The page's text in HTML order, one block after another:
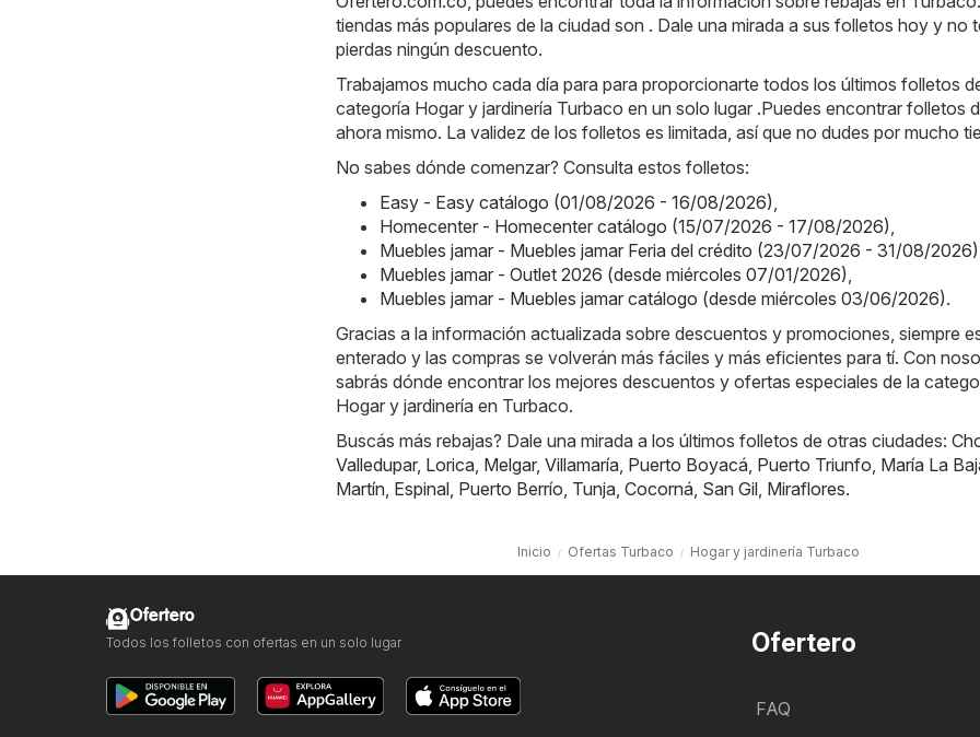
tiendas más populares de la ciudad son . Dale una mirada a sus folletos hoy y no
pierdas ningún descuento.
Trabajamos mucho cada día para para proporcionarte todos los últimos folletos
categoría Hogar y jardinería Turbaco en un solo lugar .Puedes encontrar folletos
ahora mismo. La validez de los folletos es limitada, así que no dudes por mucho
No sabes dónde comenzar? Consulta estos folletos:
Easy - Easy catálogo (01/08/2026 - 16/08/2026),
Homecenter - Homecenter catálogo (15/07/2026 - 17/08/2026),
Muebles jamar - Muebles jamar Feria del crédito (23/07/2026 - 31/08/2026)
Muebles jamar - Outlet 2026 (desde miércoles 07/01/2026),
Muebles jamar - Muebles jamar catálogo (desde miércoles 03/06/2026).
Gracias a la información actualizada sobre descuentos y promociones, siempre
enterado y las compras se volverán más fáciles y más eficientes para tí. Con
sabrás dónde encontrar los mejores descuentos y ofertas especiales de la
Hogar y jardinería en Turbaco.
Buscás más rebajas? Dale una mirada a los últimos folletos de otras ciudades:
Valledupar, Lorica, Melgar, Villamaría, Puerto Boyacá, Puerto Triunfo, María La
Martín, Espinal, Puerto Berrío, Tunja, Cocorná, San Gil, Miraflores.
Inicio Ofertas Turbaco Hogar y jardinería Turbaco
Ofertero
FAQ
Ofertero
Todos los folletos con ofertas en un solo lugar